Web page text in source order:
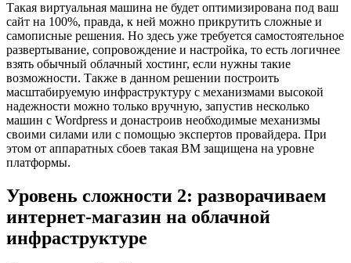
Такая виртуальная машина не будет оптимизирована под ваш
сайт на 100%, правда, к ней можно прикрутить сложные и
самописные решения. Но здесь уже требуется самостоятельное
развертывание, сопровождение и настройка, то есть логичнее
взять обычный облачный хостинг, если нужны такие
возможности. Также в данном решении построить
масштабируемую инфраструктуру с механизмами высокой
надежности можно только вручную, запустив несколько
машин с Wordpress и донастроив необходимые механизмы
своими силами или с помощью экспертов провайдера. При
этом от аппаратных сбоев такая ВМ защищена на уровне
платформы.
Уровень сложности 2: разворачиваем
интернет-магазин на облачной
инфраструктуре